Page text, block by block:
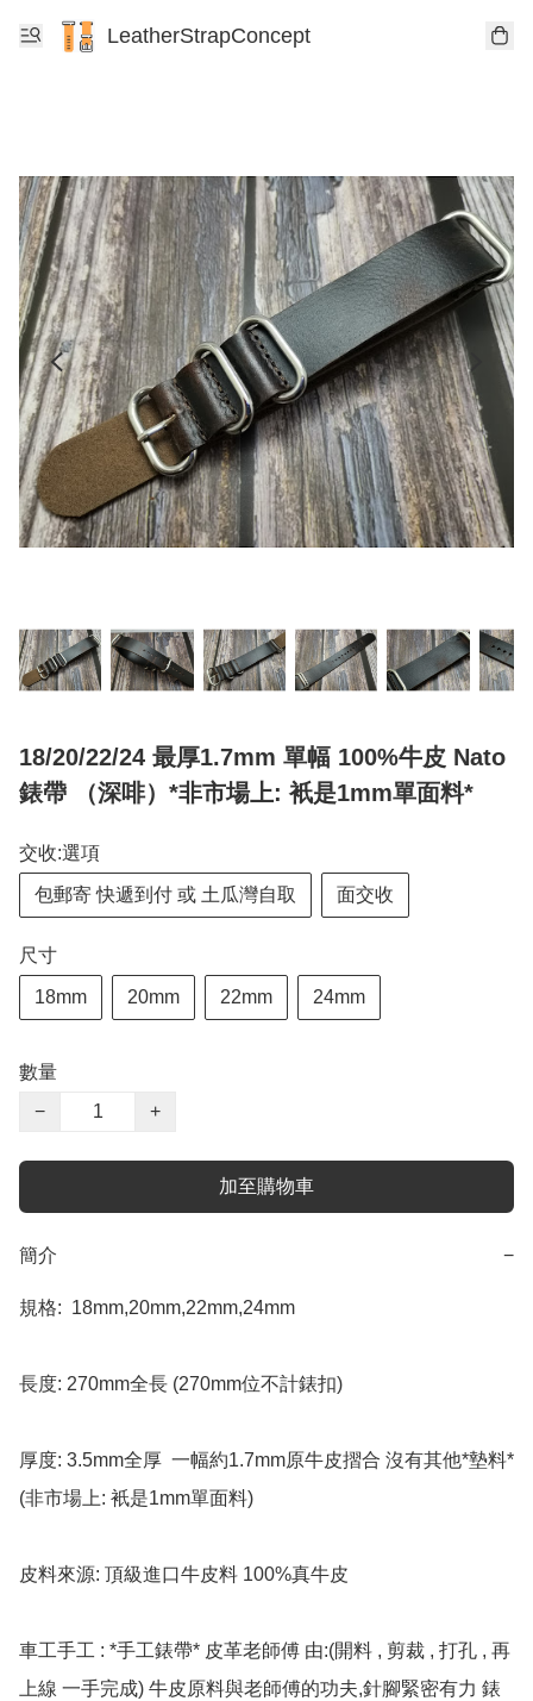
LeatherStrapConcept
18/20/22/24 最厚1.7mm 單幅 100%牛皮 Nato
錶帶 （深啡）*非市場上: 衹是1mm單面料*
交收:選項
包郵寄 快遞到付 或 土瓜灣自取 面交收
尺寸
18mm 20mm 22mm 24mm
數量
−
+
加至購物車
簡介 −
規格:  18mm,20mm,22mm,24mm
長度: 270mm全長 (270mm位不計錶扣)
厚度: 3.5mm全厚  一幅約1.7mm原牛皮摺合 沒有其他*墊料*
(非市場上: 衹是1mm單面料)
皮料來源: 頂級進口牛皮料 100%真牛皮
車工手工 : *手工錶帶* 皮革老師傅 由:(開料 , 剪裁 , 打孔 , 再
上線 一手完成) 牛皮原料與老師傅的功夫,針腳緊密有力 錶